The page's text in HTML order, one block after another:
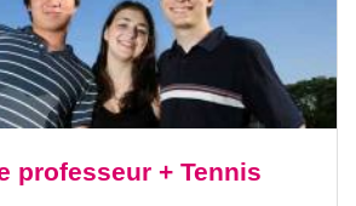
professeur + Tennis